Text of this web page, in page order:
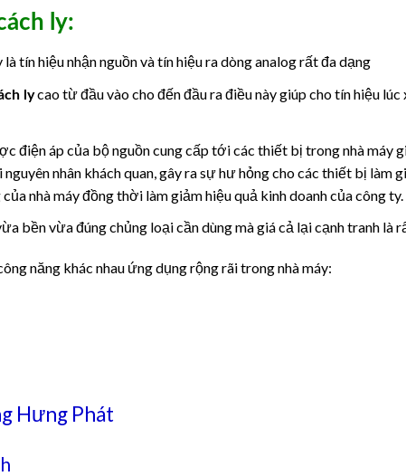
ly:
tín hiệu nhận nguồn và tín hiệu ra dòng analog rất đa dạng
lycao từ đầu vào cho đến đầu ra điều này giúp cho tín hiệu
điện áp của bộ nguồn cung cấp tới các thiết bị trong nhà máy
nhân khách quan, gây ra sự hư hỏng cho các thiết bị làm
nhà máy đồng thời làm giảm hiệu quả kinh doanh của công ty.
bền vừa đúng chủng loại cần dùng mà giá cả lại cạnh tranh là
năng khác nhau ứng dụng rộng rãi trong nhà máy:
Hưng Phát